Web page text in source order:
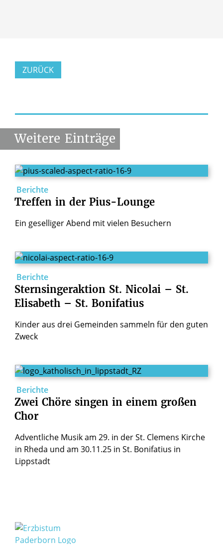
ZURÜCK
Weitere Einträge
Berichte
Treffen in der Pius-Lounge
Ein geselliger Abend mit vielen Besuchern
Berichte
Sternsingeraktion St. Nicolai – St.
Elisabeth – St. Bonifatius
Kinder aus drei Gemeinden sammeln für den guten
Zweck
Berichte
Zwei Chöre singen in einem großen
Chor
Adventliche Musik am 29. in der St. Clemens Kirche
in Rheda und am 30.11.25 in St. Bonifatius in
Lippstadt